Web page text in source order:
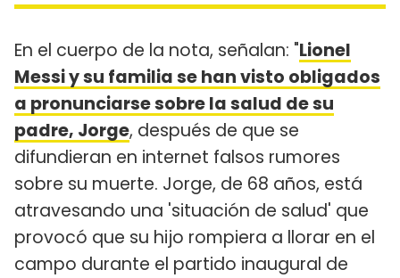
En el cuerpo de la nota, señalan: "Lionel
Messi y su familia se han visto obligados
a pronunciarse sobre la salud de su
padre, Jorge, después de que se
difundieran en internet falsos rumores
sobre su muerte. Jorge, de 68 años, está
atravesando una 'situación de salud' que
provocó que su hijo rompiera a llorar en el
campo durante el partido inaugural de